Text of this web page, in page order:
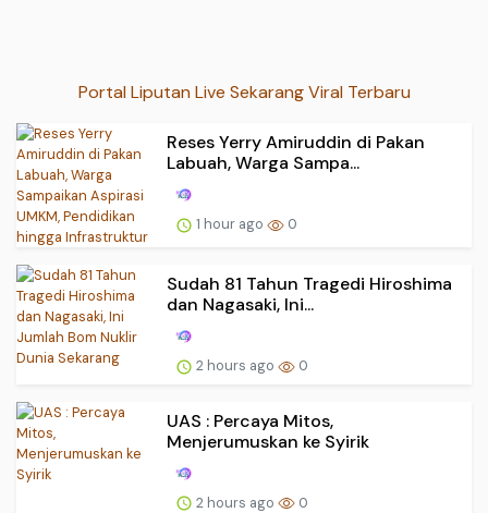
Portal Liputan Live Sekarang Viral Terbaru
Reses Yerry Amiruddin di Pakan
Labuah, Warga Sampa...
1 hour ago 0
Sudah 81 Tahun Tragedi Hiroshima
dan Nagasaki, Ini...
2 hours ago 0
UAS : Percaya Mitos,
Menjerumuskan ke Syirik
2 hours ago 0